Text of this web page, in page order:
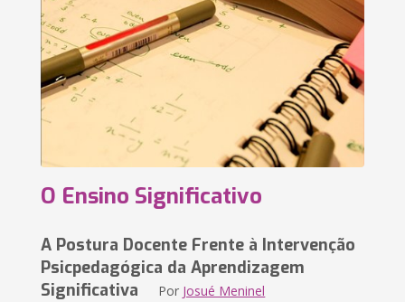
O Ensino Significativo
A Postura Docente Frente à Intervenção
Psicpedagógica da Aprendizagem
Significativa Por Josué Meninel